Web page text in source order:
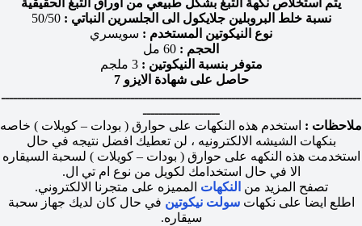
يتم استخلاص نكهة التبغ بشكل طبيعي من أوراق التبغ الحقيقية
نسبة خلط البروبلين جلايكول الى الجلسرين النباتي :50/50
نوع النيكوتين المستخدم : سويسري
الحجم :
متوفر بنسبة النيكوتين : 3 ملجم
حاصل على شهادة الايزو 7
ـــــــــــــــــــــــــــــــــــــــــــــــــــــــــــــــــــــــــــــــــــــــــ
ـــــــــــــــــــ
ملاحظات : استخدم هذه النكهات على حوارق ( بودات – كويلات ) خاصه
بنكهات الشيشه الالكترونيه ، لن تعطيك افضل نتيجه في حال
استخدمت هذه النكهه على حوارق ( بودات – كويلات ) لسحبة السيقاره
الا في حال استخدامك لكويل من نوع ام تي ال.
تصفح المزيد من النكهات المميزه على متجرنا الالكتروني.
اطلع ايضا على نكهاتسولت نيكوتين في حال كان لديك جهاز سحبة
سيقاره.